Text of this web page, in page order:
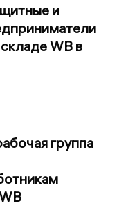
и
WB в
группа